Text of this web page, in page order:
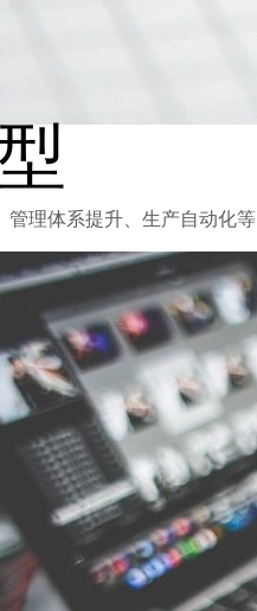
管理体系提升、生产自动化等